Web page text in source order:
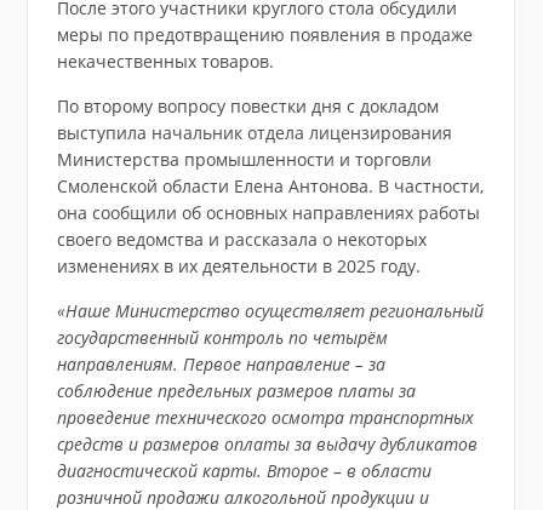
После этого участники круглого стола обсудили
меры по предотвращению появления в продаже
некачественных товаров.
По второму вопросу повестки дня с докладом
выступила начальник отдела лицензирования
Министерства промышленности и торговли
Смоленской области Елена Антонова. В частности,
она сообщили об основных направлениях работы
своего ведомства и рассказала о некоторых
изменениях в их деятельности в 2025 году.
«Наше Министерство осуществляет региональный
государственный контроль по четырём
направлениям. Первое направление – за
соблюдение предельных размеров платы за
проведение технического осмотра транспортных
средств и размеров оплаты за выдачу дубликатов
диагностической карты. Второе – в области
розничной продажи алкогольной продукции и